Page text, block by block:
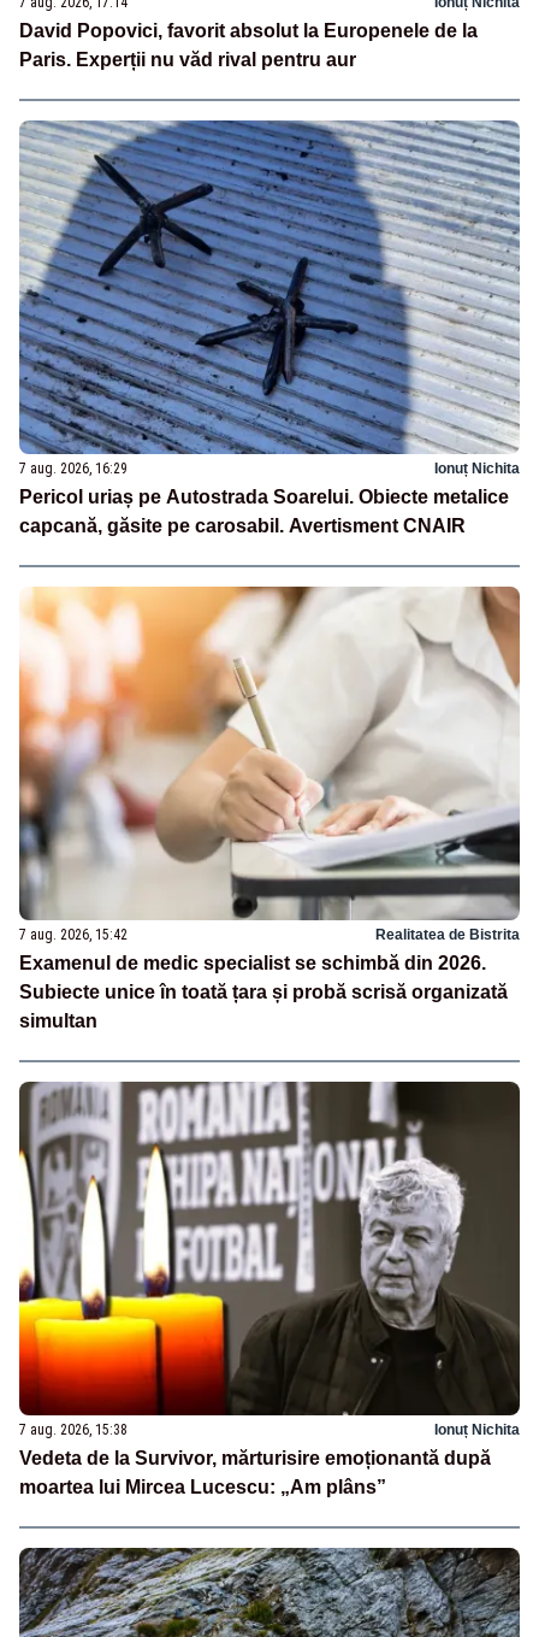
David Popovici, favorit absolut la Europenele de la
Paris. Experții nu văd rival pentru aur
7 aug. 2026, 16:29 Ionuț Nichita
Pericol uriaș pe Autostrada Soarelui. Obiecte metalice
capcană, găsite pe carosabil. Avertisment CNAIR
7 aug. 2026, 15:42 Realitatea de Bistrita
Examenul de medic specialist se schimbă din 2026.
Subiecte unice în toată țara și probă scrisă organizată
simultan
7 aug. 2026, 15:38 Ionuț Nichita
Vedeta de la Survivor, mărturisire emoționantă după
moartea lui Mircea Lucescu: „Am plâns”